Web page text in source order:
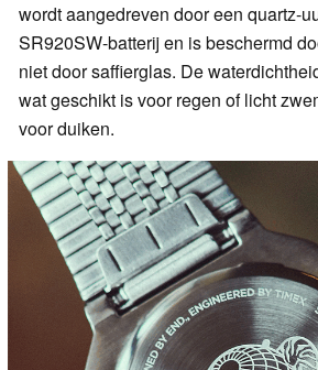
wordt aangedreven door een quartz-
SR920SW-batterij en is beschermd
niet door saffierglas. De
wat geschikt is voor regen of licht
voor duiken.